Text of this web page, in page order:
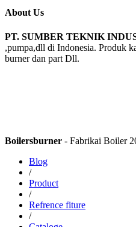
About Us
PT. SUMBER TEKNIK
,pumpa,dll di Indonesia. Produk
burner dan part Dll.
Boilersburner - Fabrikai Boiler
Blog
/
Product
/
Refrence fiture
/